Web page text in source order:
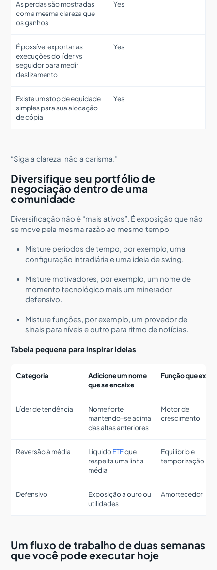
As perdas são mostradas
com a mesma clareza que
os ganhos
Yes
É possível exportar as
execuções do líder vs
seguidor para medir
deslizamento
Yes
Existe um stop de equidade
simples para sua alocação
de cópia
Yes
“Siga a clareza, não a carisma.”
Diversifique seu portfólio de
negociação dentro de uma
comunidade
Diversificação não é “mais ativos”. É exposição que não
se move pela mesma razão ao mesmo tempo.
Misture períodos de tempo, por exemplo, uma
configuração intradiária e uma ideia de swing.
Misture motivadores, por exemplo, um nome de
momento tecnológico mais um minerador
defensivo.
Misture funções, por exemplo, um provedor de
sinais para níveis e outro para ritmo de notícias.
Tabela pequena para inspirar ideias
Categoria
Adicione um nome
que se encaixe
Função que
Líder de tendência
Nome forte
mantendo-se acima
das altas anteriores
Motor de
crescimento
Reversão à média LíquidoETFque
respeita uma linha
média
Equilíbrio e
temporização
Defensivo
Exposição a ouro ou
utilidades
Amortecedor
Um fluxo de trabalho de duas semanas
que você pode executar hoje